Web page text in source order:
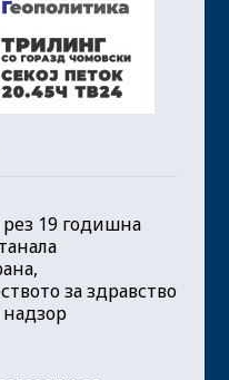
19 годишна
за здравство